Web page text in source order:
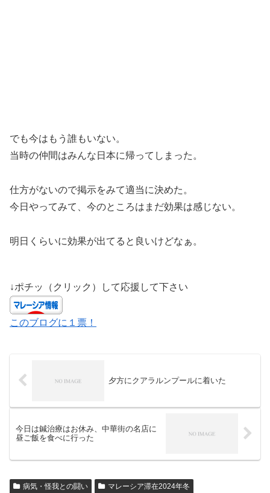
でも今はもう誰もいない。
当時の仲間はみんな日本に帰ってしまった。
仕方がないので掲示をみて適当に決めた。
今日やってみて、今のところはまだ効果は感じない。
明日くらいに効果が出てると良いけどなぁ。
↓ポチッ（クリック）して応援して下さい
このブログに１票！
夕方にクアラルンプールに着いた
今日は鍼治療はお休み、中華街の名店に
昼ご飯を食べに行った
病気・怪我との闘い マレーシア滞在2024年冬